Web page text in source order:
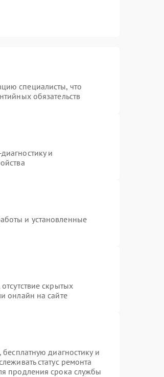
специалисты, что
обязательств
и
и установленные
скрытых
онлайн на сайте
диагностику и
статус ремонта
продления срока службы